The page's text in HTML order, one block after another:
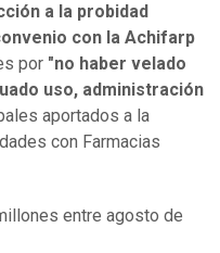
a la probidad
con la Achifarp
por "no haber velado
uso, administración
aportados a la
con Farmacias
entre agosto de